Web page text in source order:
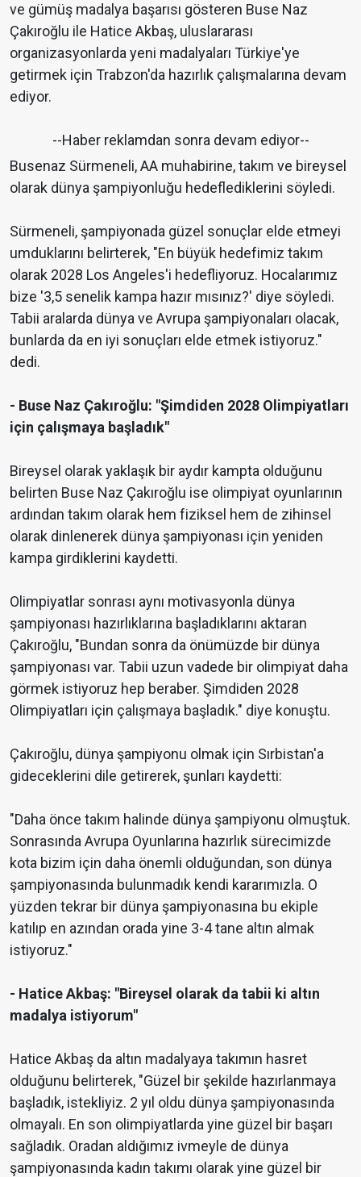
ve gümüş madalya başarısı gösteren Buse Naz
Çakıroğlu ile Hatice Akbaş, uluslararası
organizasyonlarda yeni madalyaları Türkiye'ye
getirmek için Trabzon'da hazırlık çalışmalarına devam
ediyor.
--Haber reklamdan sonra devam ediyor--
Busenaz Sürmeneli, AA muhabirine, takım ve bireysel
olarak dünya şampiyonluğu hedeflediklerini söyledi.
Sürmeneli, şampiyonada güzel sonuçlar elde etmeyi
umduklarını belirterek, "En büyük hedefimiz takım
olarak 2028 Los Angeles'i hedefliyoruz. Hocalarımız
bize '3,5 senelik kampa hazır mısınız?' diye söyledi.
Tabii aralarda dünya ve Avrupa şampiyonaları olacak,
bunlarda da en iyi sonuçları elde etmek istiyoruz."
dedi.
- Buse Naz Çakıroğlu: "Şimdiden 2028 Olimpiyatları
için çalışmaya başladık"
Bireysel olarak yaklaşık bir aydır kampta olduğunu
belirten Buse Naz Çakıroğlu ise olimpiyat oyunlarının
ardından takım olarak hem fiziksel hem de zihinsel
olarak dinlenerek dünya şampiyonası için yeniden
kampa girdiklerini kaydetti.
Olimpiyatlar sonrası aynı motivasyonla dünya
şampiyonası hazırlıklarına başladıklarını aktaran
Çakıroğlu, "Bundan sonra da önümüzde bir dünya
şampiyonası var. Tabii uzun vadede bir olimpiyat daha
görmek istiyoruz hep beraber. Şimdiden 2028
Olimpiyatları için çalışmaya başladık." diye konuştu.
Çakıroğlu, dünya şampiyonu olmak için Sırbistan'a
gideceklerini dile getirerek, şunları kaydetti:
"Daha önce takım halinde dünya şampiyonu olmuştuk.
Sonrasında Avrupa Oyunlarına hazırlık sürecimizde
kota bizim için daha önemli olduğundan, son dünya
şampiyonasında bulunmadık kendi kararımızla. O
yüzden tekrar bir dünya şampiyonasına bu ekiple
katılıp en azından orada yine 3-4 tane altın almak
istiyoruz."
- Hatice Akbaş: "Bireysel olarak da tabii ki altın
madalya istiyorum"
Hatice Akbaş da altın madalyaya takımın hasret
olduğunu belirterek, "Güzel bir şekilde hazırlanmaya
başladık, istekliyiz. 2 yıl oldu dünya şampiyonasında
olmayalı. En son olimpiyatlarda yine güzel bir başarı
sağladık. Oradan aldığımız ivmeyle de dünya
şampiyonasında kadın takımı olarak yine güzel bir